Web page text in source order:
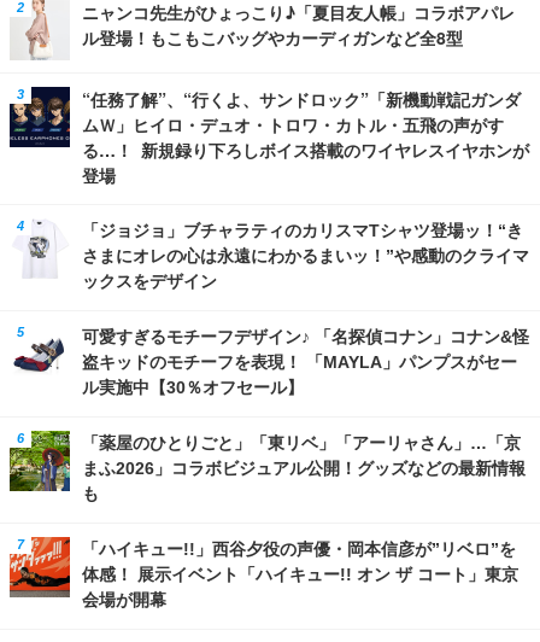
ニャンコ先生がひょっこり♪「夏目友人帳」コラボアパレ
ル登場！もこもこバッグやカーディガンなど全8型
“任務了解”、“行くよ、サンドロック”「新機動戦記ガンダ
ムＷ」ヒイロ・デュオ・トロワ・カトル・五飛の声がす
る…！ 新規録り下ろしボイス搭載のワイヤレスイヤホンが
登場
「ジョジョ」ブチャラティのカリスマTシャツ登場ッ！“き
さまにオレの心は永遠にわかるまいッ！”や感動のクライマ
ックスをデザイン
可愛すぎるモチーフデザイン♪ 「名探偵コナン」コナン&怪
盗キッドのモチーフを表現！ 「MAYLA」パンプスがセー
ル実施中【30％オフセール】
「薬屋のひとりごと」「東リベ」「アーリャさん」…「京
まふ2026」コラボビジュアル公開！グッズなどの最新情報
も
「ハイキュー!!」西谷夕役の声優・岡本信彦が”リベロ”を
体感！ 展示イベント「ハイキュー!! オン ザ コート」東京
会場が開幕